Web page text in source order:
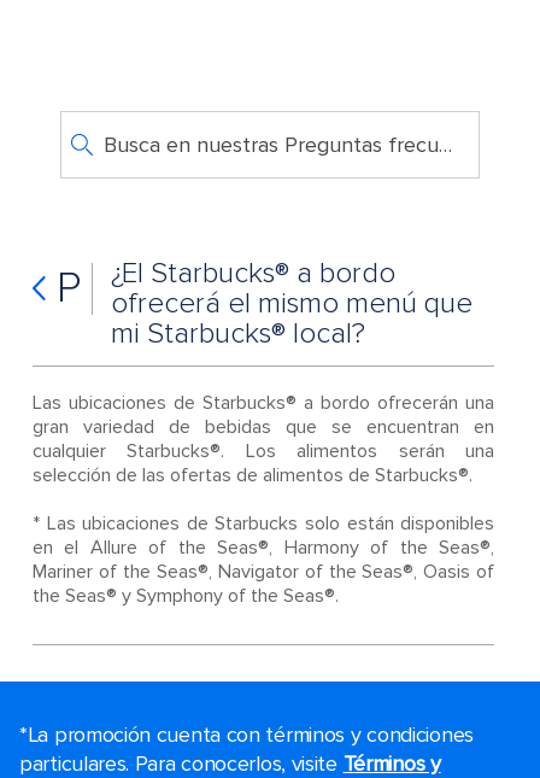
Busca en nuestras Preguntas frecuentes
P
¿El Starbucks® a bordo
ofrecerá el mismo menú que
mi Starbucks® local?
Las ubicaciones de Starbucks® a bordo ofrecerán una
gran variedad de bebidas que se encuentran en
cualquier Starbucks®. Los alimentos serán una
selección de las ofertas de alimentos de Starbucks®.
* Las ubicaciones de Starbucks solo están disponibles
en el Allure of the Seas®, Harmony of the Seas®,
Mariner of the Seas®, Navigator of the Seas®, Oasis of
the Seas® y Symphony of the Seas®.
*La promoción cuenta con términos y condiciones
particulares. Para conocerlos, visite Términos y